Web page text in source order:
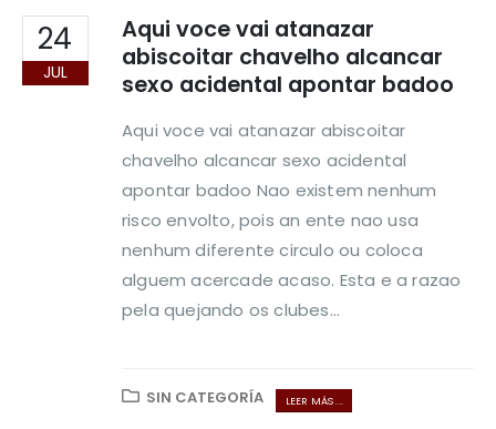
24
JUL
Aqui voce vai atanazar
abiscoitar chavelho alcancar
sexo acidental apontar badoo
Aqui voce vai atanazar abiscoitar
chavelho alcancar sexo acidental
apontar badoo Nao existem nenhum
risco envolto, pois an ente nao usa
nenhum diferente circulo ou coloca
alguem acercade acaso. Esta e a razao
pela quejando os clubes...
SIN CATEGORÍA LEER MÁS ...